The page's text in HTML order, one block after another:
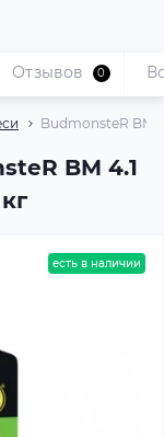
BudmonsteR BM
BM 4.1
Отзывов 0
есть в наличии